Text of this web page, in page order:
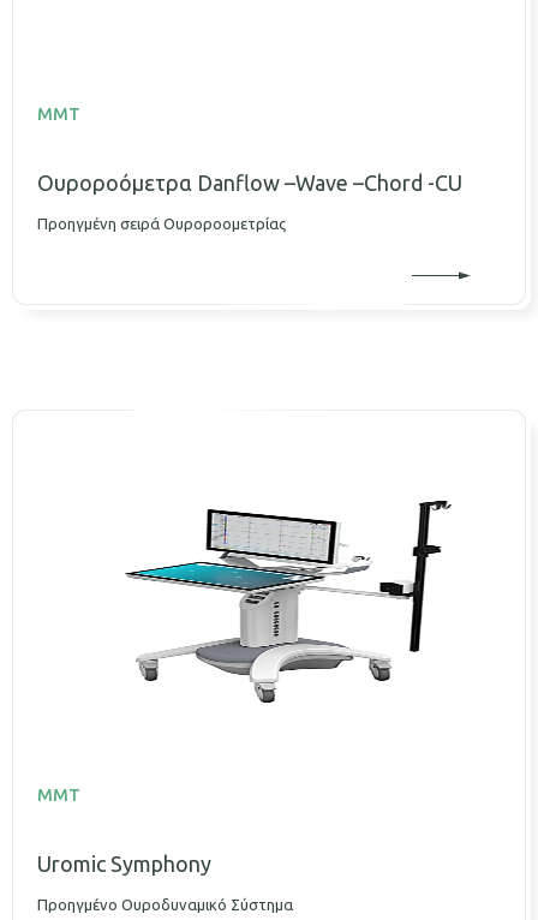
MMT
Ουροροόμετρα Danflow –Wave –Chord -CU
Προηγμένη σειρά Ουροροομετρίας
MMT
Uromic Symphony
Προηγμένο Ουροδυναμικό Σύστημα